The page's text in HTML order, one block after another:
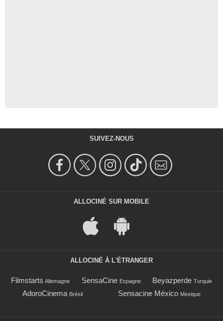
SUIVEZ-NOUS
ALLOCINÉ SUR MOBILE
ALLOCINÉ À L'ÉTRANGER
Filmstarts Allemagne SensaCine Espagne Beyazperde Turquie
AdoroCinema Brésil Sensacine México Mexique